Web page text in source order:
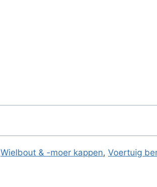
Wielbout & -moer kappen, Voertuig